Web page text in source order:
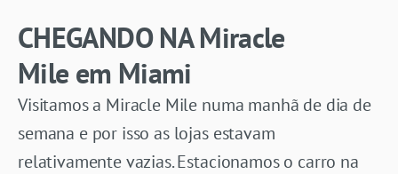
CHEGANDO NA Miracle
Mile em Miami
Visitamos a Miracle Mile numa manhã de dia de
semana e por isso as lojas estavam
relativamente vazias. Estacionamos o carro na